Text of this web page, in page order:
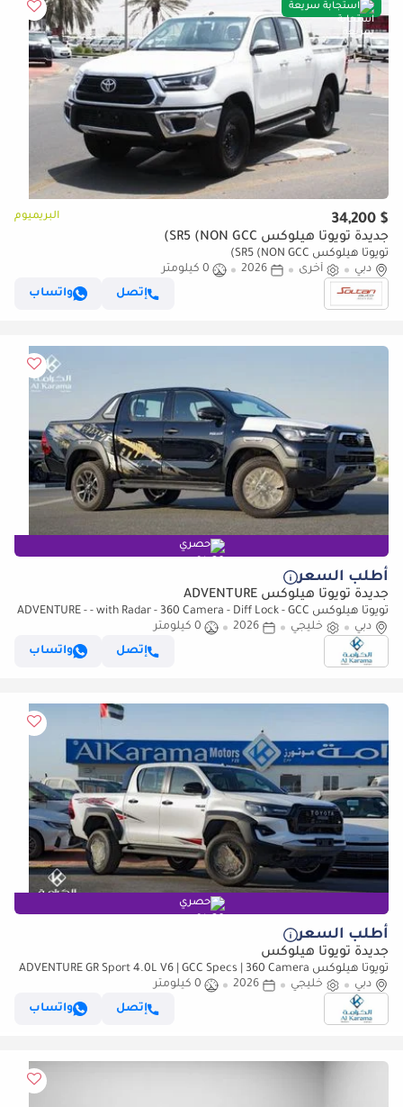
استجابة سريعة
$ 34,200 البريميوم
جديدة تويوتا هيلوكس SR5 (NON GCC)
تويوتا هيلوكس SR5 (NON GCC)
دبي
أخرى 2026
0 كيلومتر
إتصل
واتساب
حصري
أطلب السعر
جديدة تويوتا هيلوكس ADVENTURE
تويوتا هيلوكس ADVENTURE - - with Radar - 360 Camera - Diff Lock - GCC
Specs
دبي خليجي 2026
0 كيلومتر
إتصل
واتساب
حصري
أطلب السعر
جديدة تويوتا هيلوكس
تويوتا هيلوكس ADVENTURE GR Sport 4.0L V6 | GCC Specs | 360 Camera
| Diff Lock | Paddle Shifters
دبي خليجي 2026
0 كيلومتر
إتصل
واتساب